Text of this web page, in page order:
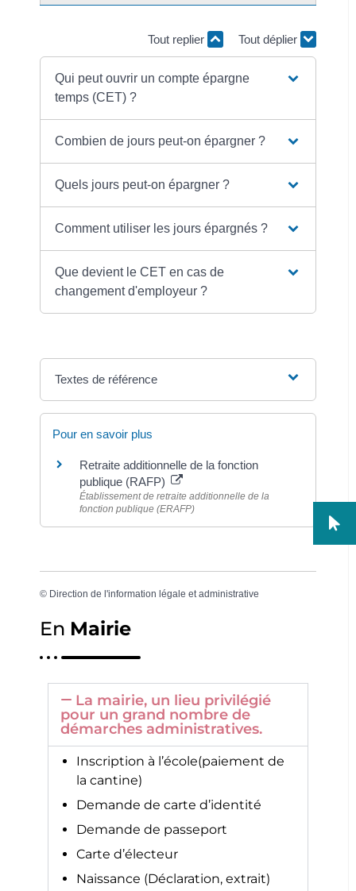
Tout replier Tout déplier
Qui peut ouvrir un compte épargne
temps (CET) ?
Combien de jours peut-on épargner ?
Quels jours peut-on épargner ?
Comment utiliser les jours épargnés ?
Que devient le CET en cas de
changement d'employeur ?
Textes de référence
Pour en savoir plus
Retraite additionnelle de la fonction
publique (RAFP)
Établissement de retraite additionnelle de la
fonction publique (ERAFP)
© Direction de l'information légale et administrative
En Mairie
La mairie, un lieu privilégié
pour un grand nombre de
démarches administratives.
Inscription à l’école(paiement de
la cantine)
Demande de carte d’identité
Demande de passeport
Carte d’électeur
Naissance (Déclaration, extrait)